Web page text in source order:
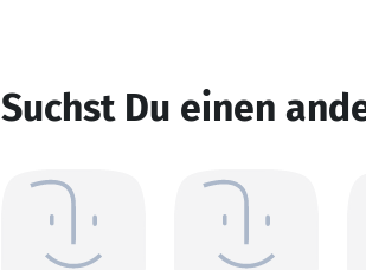
Suchst Du einen